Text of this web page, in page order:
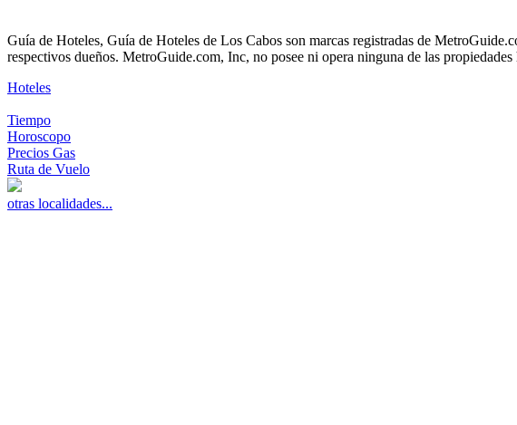
Guía de Hoteles, Guía de Hoteles de Los Cabos son marcas registradas de
respectivos dueños. MetroGuide.com, Inc, no posee ni opera ninguna de las propiedades
Hoteles
Tiempo
Horoscopo
Precios Gas
Ruta de Vuelo
otras localidades...